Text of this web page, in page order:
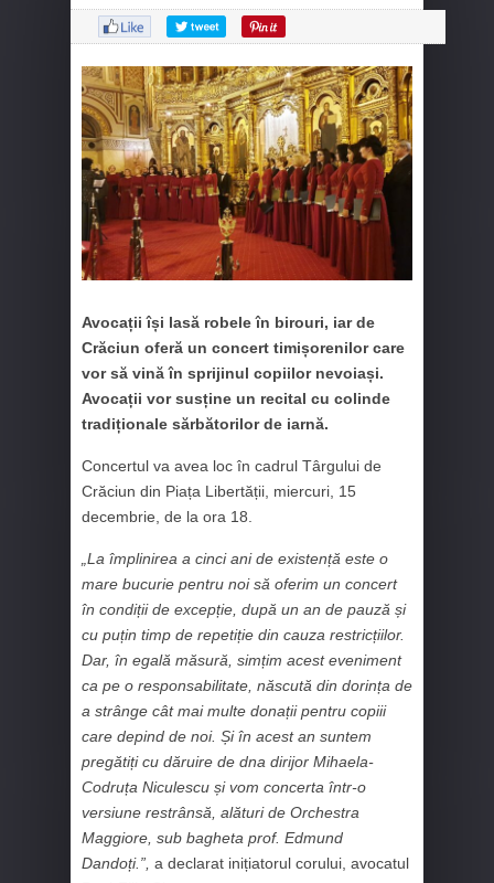
Avocații își lasă robele în birouri, iar de
Crăciun oferă un concert timișorenilor care
vor să vină în sprijinul copiilor nevoiași.
Avocații vor susține un recital cu colinde
tradiționale sărbătorilor de iarnă.
Concertul va avea loc în cadrul Târgului de
Crăciun din Piața Libertății, miercuri, 15
decembrie, de la ora 18.
„La împlinirea a cinci ani de existență este o
mare bucurie pentru noi să oferim un concert
în condiții de excepție, după un an de pauză și
cu puțin timp de repetiție din cauza restricțiilor.
Dar, în egală măsură, simțim acest eveniment
ca pe o responsabilitate, născută din dorința de
a strânge cât mai multe donații pentru copiii
care depind de noi. Și în acest an suntem
pregătiți cu dăruire de dna dirijor Mihaela-
Codruța Niculescu și vom concerta într-o
versiune restrânsă, alături de Orchestra
Maggiore, sub bagheta prof. Edmund
Dandoți.”, a declarat inițiatorul corului, avocatul